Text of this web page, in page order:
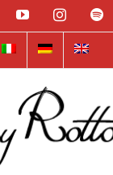
YouTubeInstagram